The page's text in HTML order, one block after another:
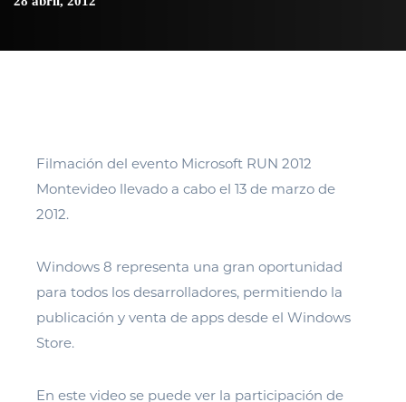
Filmación del evento Microsoft RUN 2012
Montevideo llevado a cabo el 13 de marzo de
2012.
Windows 8 representa una gran oportunidad
para todos los desarrolladores, permitiendo la
publicación y venta de apps desde el Windows
Store.
En este video se puede ver la participación de